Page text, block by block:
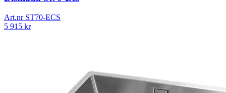
Art.nr ST70-ECS
5 915 kr